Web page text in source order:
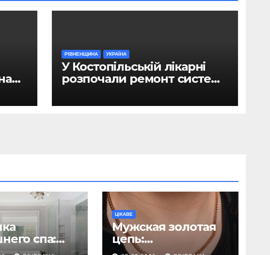
РІВНЕНЩИНА УКРАЇНА
У Костопільській лікарні
розпочали ремонт системи
спа:
ЦІКАВЕ
Мужская золотая
цепь:
исчерпывающее